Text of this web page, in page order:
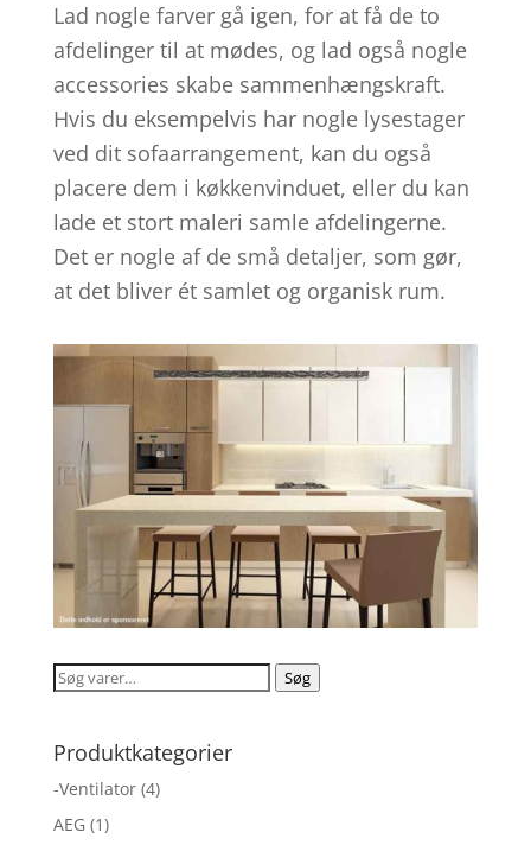
Lad nogle farver gå igen, for at få de to
afdelinger til at mødes, og lad også nogle
accessories skabe sammenhængskraft.
Hvis du eksempelvis har nogle lysestager
ved dit sofaarrangement, kan du også
placere dem i køkkenvinduet, eller du kan
lade et stort maleri samle afdelingerne.
Det er nogle af de små detaljer, som gør,
at det bliver ét samlet og organisk rum.
Søg
Søg
Produktkategorier
-Ventilator (4)
AEG (1)